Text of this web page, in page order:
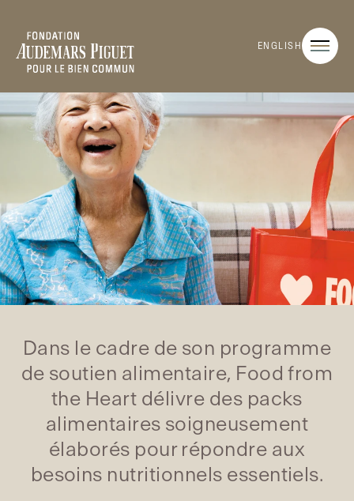
ENGLISH
Dans le cadre de son programme
de soutien alimentaire, Food from
the Heart délivre des packs
alimentaires soigneusement
élaborés pour répondre aux
besoins nutritionnels essentiels.